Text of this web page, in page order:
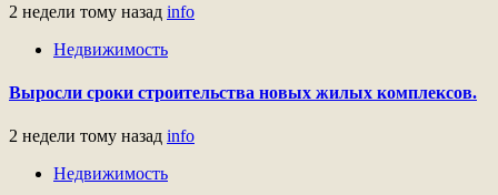
2 недели тому назад info
Недвижимость
Выросли сроки строительства новых жилых комплексов.
2 недели тому назад info
Недвижимость